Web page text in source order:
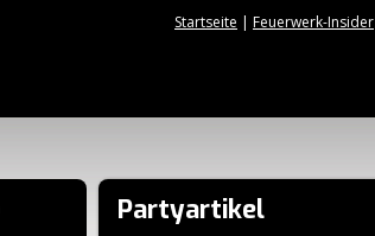
Startseite | Feuerwerk-Insider
Partyartikel